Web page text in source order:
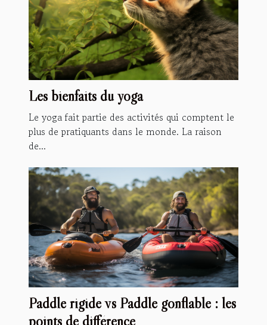
Les bienfaits du yoga
Le yoga fait partie des activités qui comptent le
plus de pratiquants dans le monde. La raison
de...
Paddle rigide vs Paddle gonflable : les
points de différence